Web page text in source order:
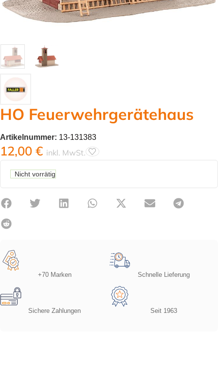
HO Feuerwehrgerätehaus
Artikelnummer: 13-131383
12,00 € inkl. MwSt.
Nicht vorrätig
+70 Marken Schnelle Lieferung
Sichere Zahlungen Seit 1963